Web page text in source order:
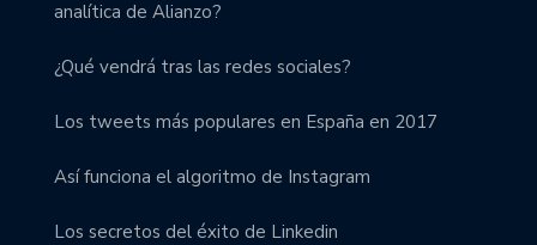
analítica de Alianzo?
¿Qué vendrá tras las redes sociales?
Los tweets más populares en España en 2017
Así funciona el algoritmo de Instagram
Los secretos del éxito de Linkedin